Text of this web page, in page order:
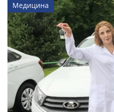
Медицина